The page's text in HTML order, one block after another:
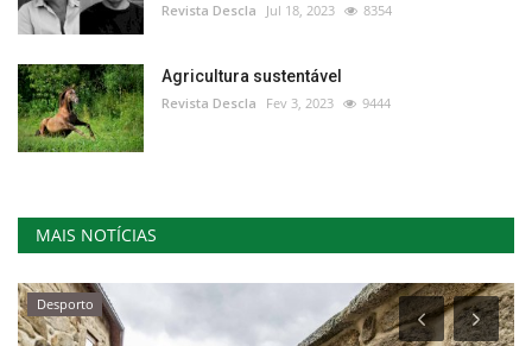
Revista Descla Jul 18, 2023 8354
Agricultura sustentável
Revista Descla Fev 3, 2023 9444
MAIS NOTÍCIAS
Desporto